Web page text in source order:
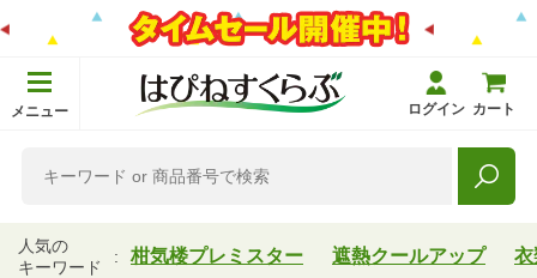
メニュー ログイン カート
人気の
キーワード
柑気楼プレミスター 遮熱クールアップ 衣